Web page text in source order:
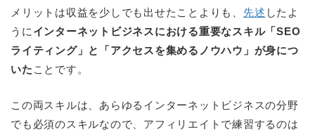
メリットは収益を少しでも出せたことよりも、 先述 したよ
うに インターネットビジネスにおける重要なスキル「SEO
ライティング」と「アクセスを集めるノウハウ」が身につ
いた ことです。
この両スキルは、あらゆるインターネットビジネスの分野
でも必須のスキルなので、アフィリエイトで練習するのは